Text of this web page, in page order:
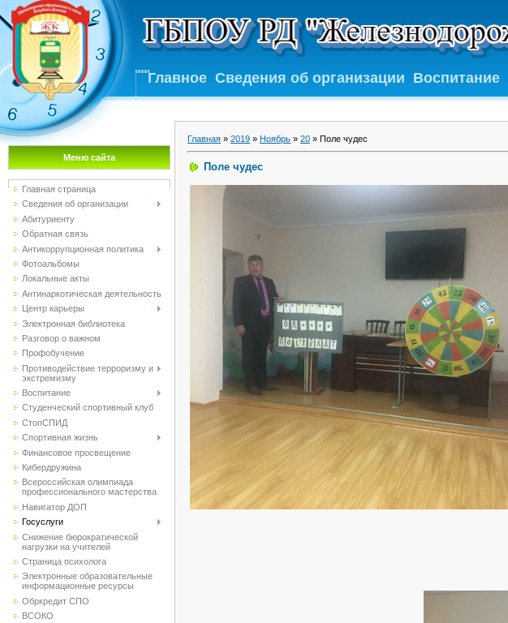
Главное Сведения об организации Воспитание
Меню сайта
Главная страница
Сведения об организации
Абитуриенту
Обратная связь
Антикоррупционная политика
Фотоальбомы
Локальные акты
Антинаркотическая деятельность
Центр карьеры
Электронная библиотека
Разговор о важном
Профобучение
Противодействие терроризму и
экстремизму
Воспитание
Студенческий спортивный клуб
CтопСПИД
Спортивная жизнь
Финансовое просвещение
Кибердружина
Всероссийская олимпиада
профессионального мастерства
Навигатор ДОП
Госуслуги
Снижение бюрократической
нагрузки на учителей
Страница психолога
Электронные образовательные
информационные ресурсы
Обркредит СПО
ВСОКО
Главная » 2019 » Ноябрь » 20 » Поле чудес
Поле чудес